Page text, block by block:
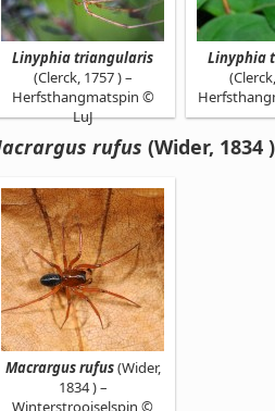
Linyphia triangularis
(Clerck, 1757 ) –
Herfsthangmatspin ©
LuJ
Linyphia
rufus (Wider,
Macrargus rufus(Wider,
1834 ) –
Winterstrooiselspin ©